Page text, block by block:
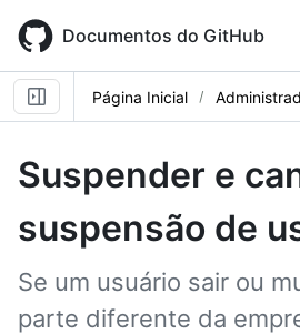
main
content
Documentos do GitHub
Página Inicial
Suspender e
suspensão de
Se um usuário sair ou
parte diferente da